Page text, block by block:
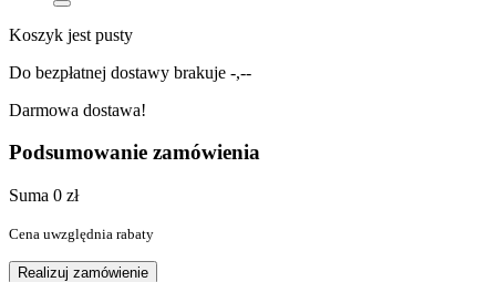
Koszyk jest pusty
Do bezpłatnej dostawy brakuje -,--
Darmowa dostawa!
Podsumowanie zamówienia
Suma 0 zł
Cena uwzględnia rabaty
Realizuj zamówienie